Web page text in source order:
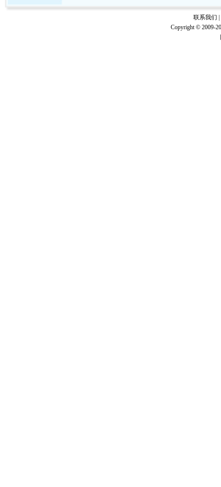
联系我们
Copyright © 2009-